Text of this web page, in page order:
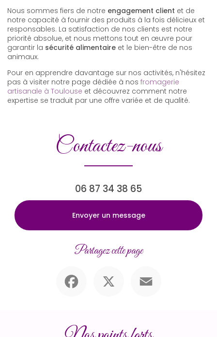
Nous sommes fiers de notre engagement client et de
notre capacité à fournir des produits à la fois délicieux et
responsables. La satisfaction de nos clients est notre
priorité absolue, et nous mettons tout en œuvre pour
garantir la sécurité alimentaire et le bien-être de nos
animaux.
Pour en apprendre davantage sur nos activités, n'hésitez
pas à visiter notre page dédiée à nos fromagerie
artisanale à Toulouse et découvrez comment notre
expertise se traduit par une offre variée et de qualité.
Contactez-nous
06 87 34 38 65
Envoyer un message
Partagez cette page